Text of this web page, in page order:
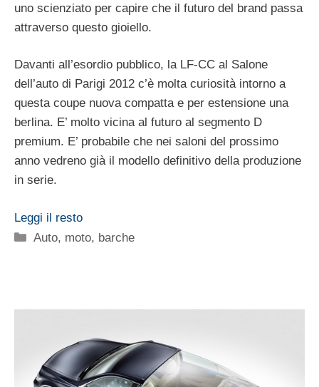
uno scienziato per capire che il futuro del brand passa
attraverso questo gioiello.
Davanti all’esordio pubblico, la LF-CC al Salone
dell’auto di Parigi 2012 c’è molta curiosità intorno a
questa coupe nuova compatta e per estensione una
berlina. E’ molto vicina al futuro al segmento D
premium. E’ probabile che nei saloni del prossimo
anno vedreno già il modello definitivo della produzione
in serie.
Leggi il resto
Categorie
Auto, moto, barche